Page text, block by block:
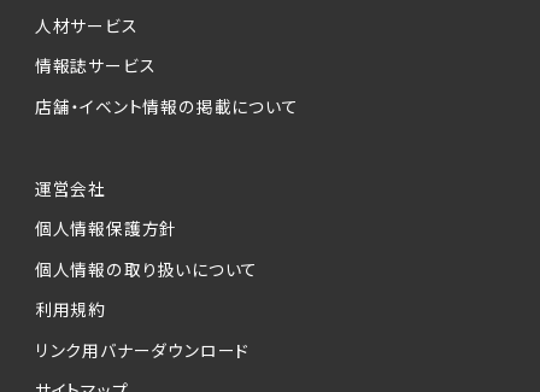
人材サービス
情報誌サービス
店舗・イベント情報の掲載について
運営会社
個人情報保護方針
個人情報の取り扱いについて
利用規約
リンク用バナーダウンロード